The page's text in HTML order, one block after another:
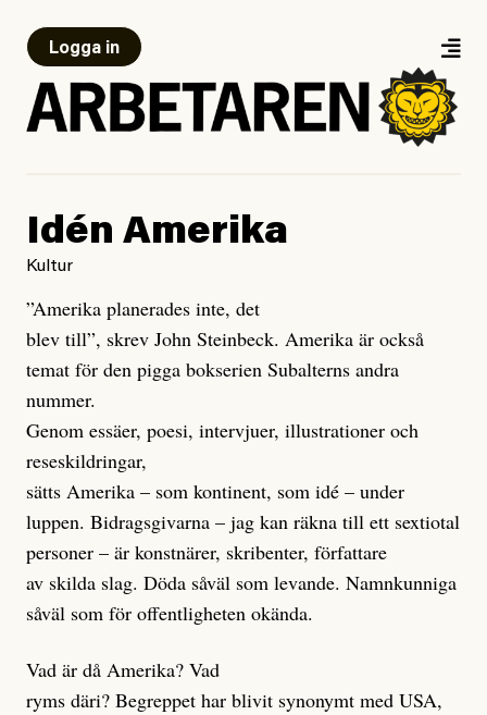
Logga in
Idén Amerika
Kultur
”Amerika planerades inte, det
blev till”, skrev John Steinbeck. Amerika är också
temat för den pigga bokserien Subalterns andra
nummer.
Genom essäer, poesi, intervjuer, illustrationer och
reseskildringar,
sätts Amerika – som kontinent, som idé – under
luppen. Bidragsgivarna – jag kan räkna till ett sextiotal
personer – är konstnärer, skribenter, författare
av skilda slag. Döda såväl som levande. Namnkunniga
såväl som för offentligheten okända.
Vad är då Amerika? Vad
ryms däri? Begreppet har blivit synonymt med USA,